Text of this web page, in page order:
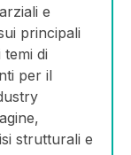
e
principali
di
per il
strutturali e